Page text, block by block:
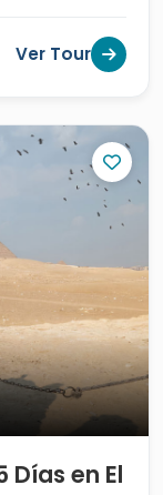
Ver Tour
en El